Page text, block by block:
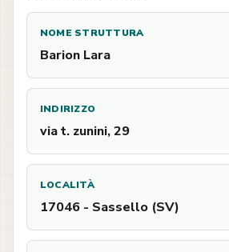
NOME STRUTTURA
Barion Lara
INDIRIZZO
via t. zunini, 29
LOCALITÀ
17046 - Sassello (SV)